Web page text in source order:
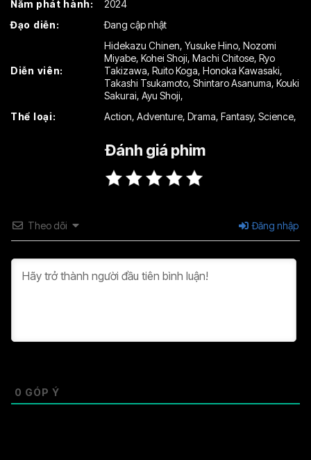
Tập 16
Tập 22 Tập 23 Tập 24
Tập 26
Tập 28 Tập 29 Tập 30
Tập 32
Tập 35
Tập 40 Tập 42
Tập 43 Tập 44 Tập 45
Năm phát hành:
2024
Đạo diễn:
Đang cập nhật
Diễn viên:
Hidekazu Chinen, Yusuke Hino, Nozomi
Miyabe, Kohei Shoji, Machi Chitose, Ryo
Takizawa, Ruito Koga, Honoka Kawasaki,
Takashi Tsukamoto, Shintaro Asanuma, Kouki
Sakurai, Ayu Shoji,
Thể loại:
Action, Adventure, Drama, Fantasy, Science,
Đánh giá phim
Theo dõi Đăng nhập
0 GÓP Ý